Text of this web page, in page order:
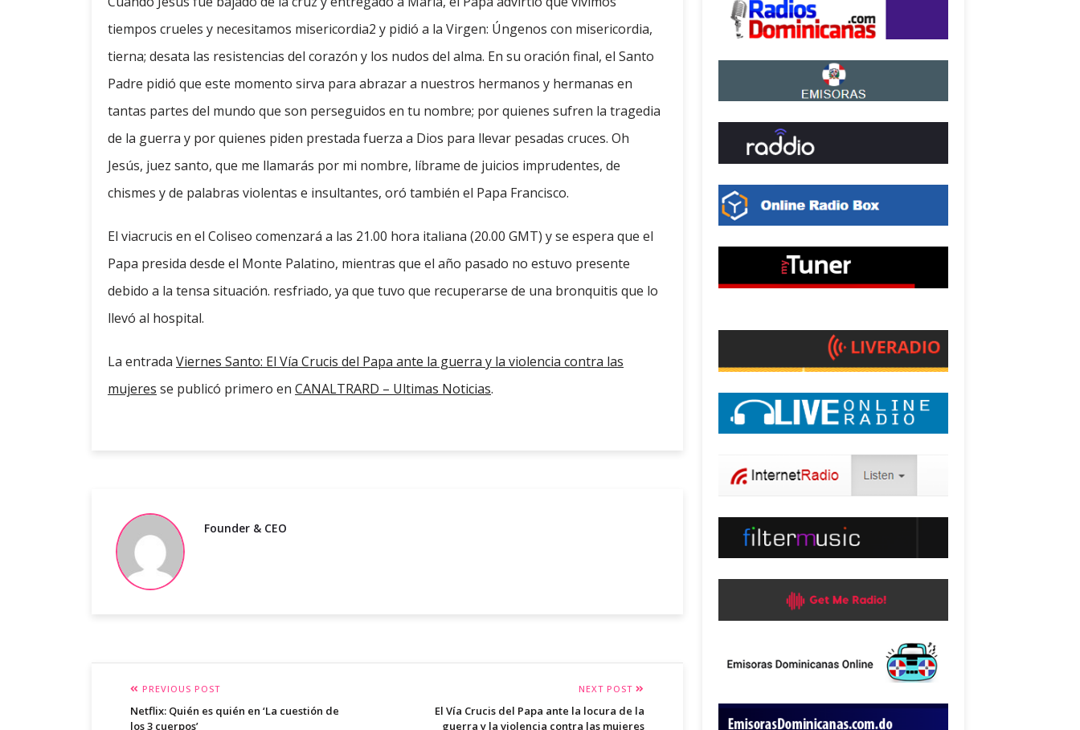
tiempos crueles y necesitamos misericordia2 y pidió a la Virgen: Úngenos con misericordia,
tierna; desata las resistencias del corazón y los nudos del alma. En su oración final, el Santo
Padre pidió que este momento sirva para abrazar a nuestros hermanos y hermanas en
tantas partes del mundo que son perseguidos en tu nombre; por quienes sufren la tragedia
de la guerra y por quienes piden prestada fuerza a Dios para llevar pesadas cruces. Oh
Jesús, juez santo, que me llamarás por mi nombre, líbrame de juicios imprudentes, de
chismes y de palabras violentas e insultantes, oró también el Papa Francisco.
El viacrucis en el Coliseo comenzará a las 21.00 hora italiana (20.00 GMT) y se espera que el
Papa presida desde el Monte Palatino, mientras que el año pasado no estuvo presente
debido a la tensa situación. resfriado, ya que tuvo que recuperarse de una bronquitis que lo
llevó al hospital.
La entrada Viernes Santo: El Vía Crucis del Papa ante la guerra y la violencia contra las
mujeres se publicó primero en CANALTRARD – Ultimas Noticias.
Founder & CEO
PREVIOUS POST
Netflix: Quién es quién en ‘La cuestión de
los 3 cuerpos’
NEXT POST
El Vía Crucis del Papa ante la locura de la
guerra y la violencia contra las mujeres